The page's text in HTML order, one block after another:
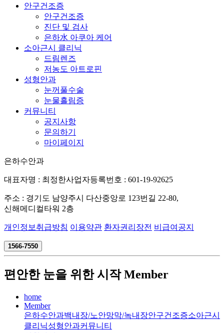
안구건조증
안구건조증
진단 및 검사
은하水 아쿠아 케어
소아근시 클리닉
드림렌즈
저농도 아트로핀
성형안과
눈꺼풀수술
눈물흘림증
커뮤니티
공지사항
문의하기
마이페이지
은하수안과
대표자명 : 최정한사업자등록번호 : 601-19-92625
주소 : 경기도 남양주시 다산중앙로 123번길 22-80,
신해메디컬타워 2층
개인정보취급방침 이용약관 환자권리장전 비급여공지
1566-7550
편안한 눈을 위한 시작 Member
home
Member
은하수안과백내장/노안망막/녹내장안구건조증소아근시
클리닉성형안과커뮤니티